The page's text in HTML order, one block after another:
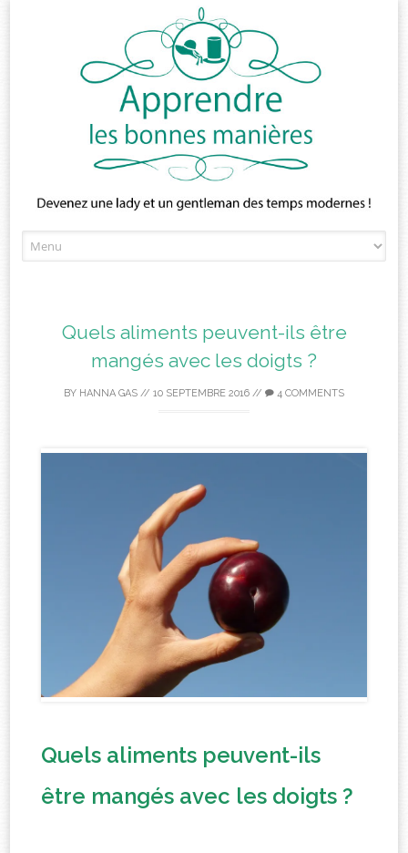
to
Quels aliments peuvent-ils être
mangés avec les doigts ?
BY HANNA GAS // 10 SEPTEMBRE 2016 // 4 COMMENTS
Quels aliments peuvent-ils
être mangés avec les doigts ?